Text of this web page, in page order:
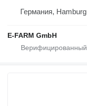
Германия, Hamburg
E-FARM GmbH